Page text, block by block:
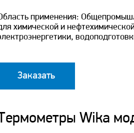
применения:
химической и
Заказать
Wika